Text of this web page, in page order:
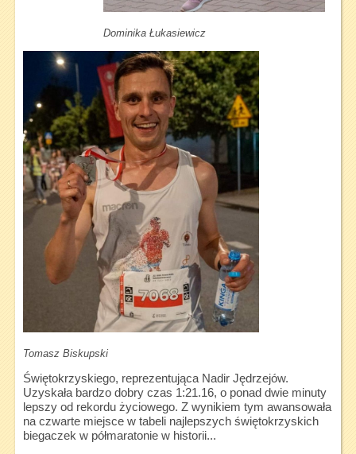
Dominika Łukasiewicz
Tomasz Biskupski
Świętokrzyskiego, reprezentująca Nadir Jędrzejów.
Uzyskała bardzo dobry czas 1:21.16, o ponad dwie minuty
lepszy od rekordu życiowego. Z wynikiem tym awansowała
na czwarte miejsce w tabeli najlepszych świętokrzyskich
biegaczek w półmaratonie w historii...